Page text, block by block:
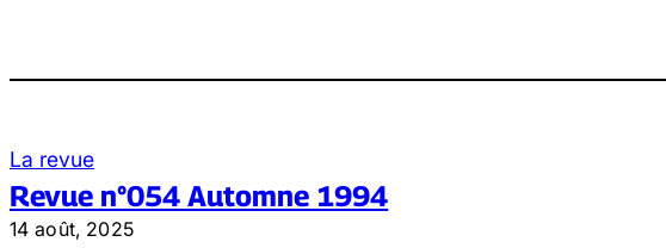
La revue
Revue n°054 Automne 1994
14 août, 2025